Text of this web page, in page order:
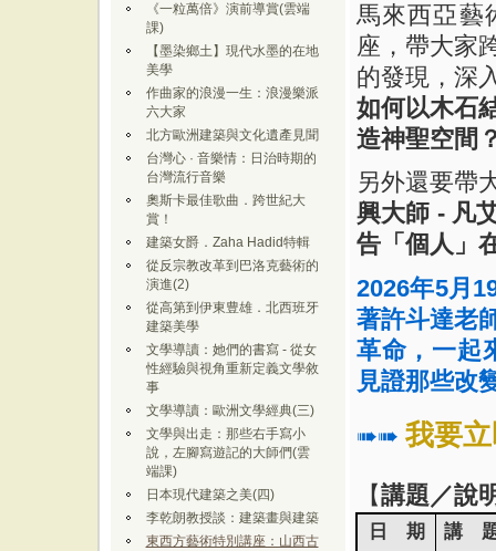
《一粒萬倍》演前導賞(雲端
課)
【墨染鄉土】現代水墨的在地
美學
作曲家的浪漫一生：浪漫樂派
六大家
北方歐洲建築與文化遺產見聞
台灣心 · 音樂情：日治時期的
台灣流行音樂
奧斯卡最佳歌曲．跨世紀大
賞！
建築女爵．Zaha Hadid特輯
從反宗教改革到巴洛克藝術的
演進(2)
從高第到伊東豊雄．北西班牙
建築美學
文學導讀：她們的書寫 - 從女
性經驗與視角重新定義文學敘
事
文學導讀：歐洲文學經典(三)
文學與出走：那些右手寫小
說，左腳寫遊記的大師們(雲
端課)
日本現代建築之美(四)
李乾朗教授談：建築畫與建築
東西方藝術特別講座：山西古
馬來西亞藝
座，帶大家
的發現，深
如何以木石
造神聖空間
另外還要帶
興大師 - 凡
告「個人」
2026年5月
著許斗達老
革命，一起
見證那些改
➠➠ 我要
【講題／說
日 期 講 題